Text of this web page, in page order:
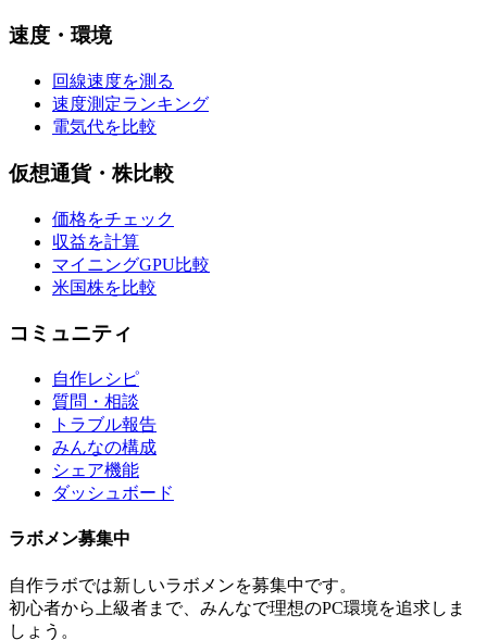
速度・環境
回線速度を測る
速度測定ランキング
電気代を比較
仮想通貨・株比較
価格をチェック
収益を計算
マイニングGPU比較
米国株を比較
コミュニティ
自作レシピ
質問・相談
トラブル報告
みんなの構成
シェア機能
ダッシュボード
ラボメン募集中
自作ラボでは新しいラボメンを募集中です。
初心者から上級者まで、みんなで理想のPC環境を追求しま
しょう。